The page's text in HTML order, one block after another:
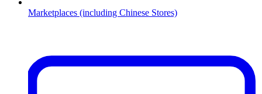
Marketplaces (including Chinese Stores)